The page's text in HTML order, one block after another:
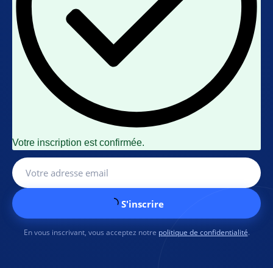
Votre inscription est confirmée.
S'inscrire
En vous inscrivant, vous acceptez notre politique de confidentialité.